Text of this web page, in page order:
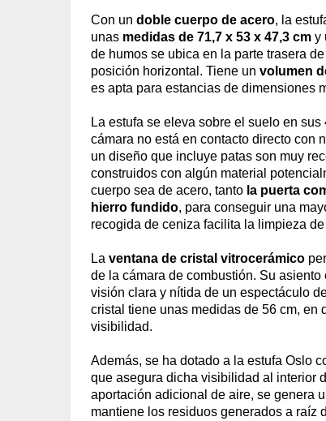
Con un doble cuerpo de acero, la
unas medidas de 71,7 x 53 x 47,3 cm y
de humos se ubica en la parte trasera
posición horizontal. Tiene un volumen
es apta para estancias de dimensiones
La estufa se eleva sobre el suelo en
cámara no está en contacto directo con
un diseño que incluye patas son muy
construidos con algún material
cuerpo sea de acero, tanto la puerta
hierro fundido, para conseguir una
recogida de ceniza facilita la limpieza
La ventana de cristal vitrocerámico
de la cámara de combustión. Su
visión clara y nítida de un espectáculo
cristal tiene unas medidas de 56 cm, en
visibilidad.
Además, se ha dotado a la estufa Oslo
que asegura dicha visibilidad al interior
aportación adicional de aire, se genera
mantiene los residuos generados a raíz